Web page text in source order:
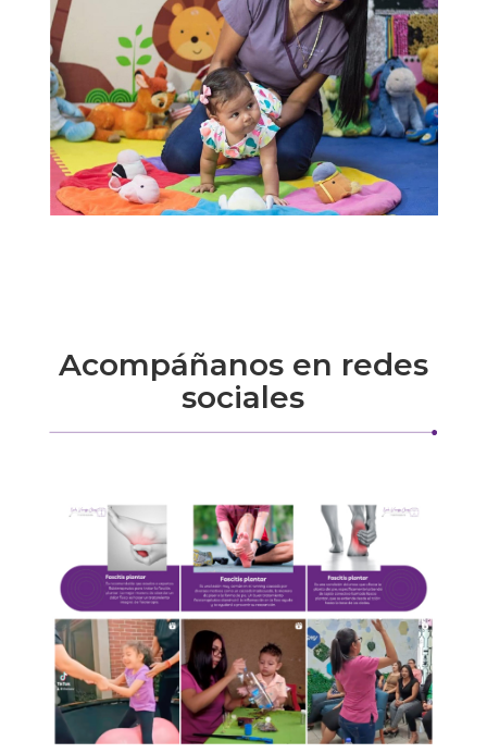
Acompáñanos en redes
sociales